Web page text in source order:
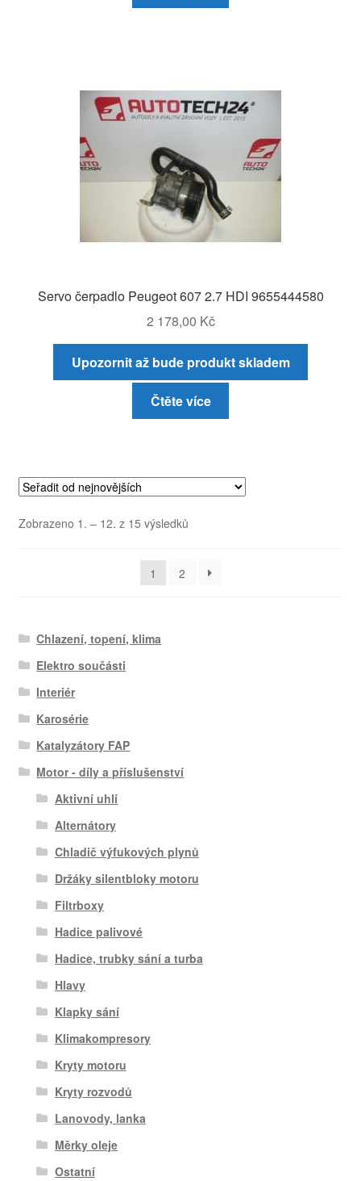
Servo čerpadlo Peugeot 607 2.7 HDI 9655444580
2 178,00 Kč
Upozornit až bude produkt skladem
Čtěte více
Zobrazeno 1. – 12. z 15 výsledkůSeřazeno
1
2
Chlazení, topení, klima
Elektro součásti
Interiér
Karosérie
Katalyzátory FAP
Motor - díly a příslušenství
Aktivní uhlí
Alternátory
Chladič výfukových plynů
Držáky silentbloky motoru
Filtrboxy
Hadice palivové
Hadice, trubky sání a turba
Hlavy
Klapky sání
Klimakompresory
Kryty motoru
Kryty rozvodů
Lanovody, lanka
Měrky oleje
Ostatní